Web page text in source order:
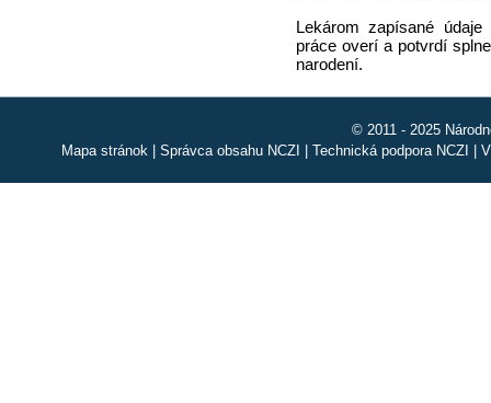
Lekárom zapísané
práce overí a potvrdí
narodení.
© 2011 - 2025
Mapa stránok| Správca obsahu NCZI Technická podpora NCZI